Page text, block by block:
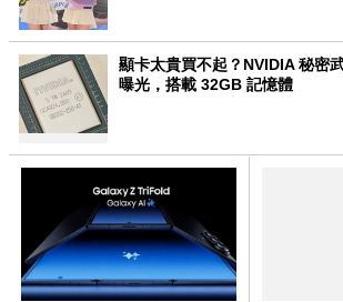
顯卡太貴買不起？NVIDIA 秘密
曝光，搭載 32GB 記憶體